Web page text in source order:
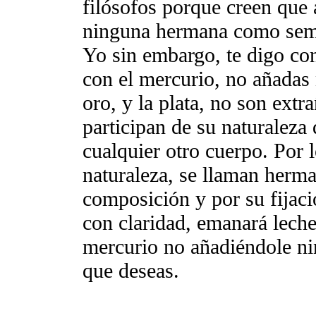
filósofos porque creen
ninguna hermana como
Yo sin embargo, te digo
con el mercurio, no
oro, y la plata, no son
participan de su naturaleza
cualquier otro cuerpo. Por
naturaleza, se llaman
composición y por su
con claridad, emanará
mercurio no añadiéndole
que deseas.